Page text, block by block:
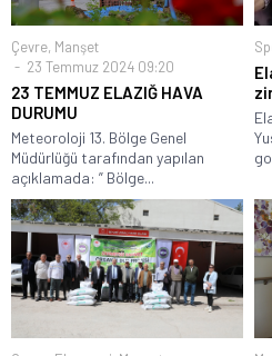
Çevre, Manşet
23 Temmuz 2024 09:20
23 TEMMUZ ELAZIĞ HAVA
DURUMU
Meteoroloji 13. Bölge Genel
Müdürlüğü tarafından yapılan
açıklamada: ” Bölge...